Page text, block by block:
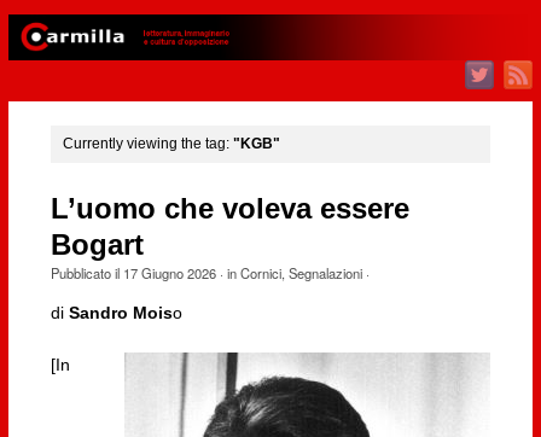
Currently viewing the tag: "KGB"
L’uomo che voleva essere
Bogart
Pubblicato il 17 Giugno 2026· inCornici, Segnalazioni·
di Sandro Moiso
[In